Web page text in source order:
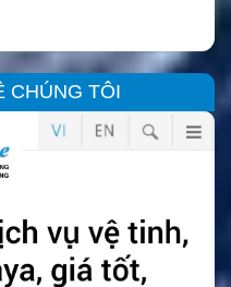
CHÚNG TÔI